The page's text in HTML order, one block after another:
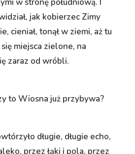
jak kobierzec Zimy
cieniał, tonął w ziemi, aż tu
miejsca zielone, na
zaraz od wróbli.
to Wiosna już przybywa?
długie, długie echo,
przez łąki i pola, przez